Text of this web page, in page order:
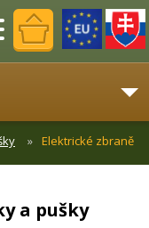
Elektrické zbraně
a pušky